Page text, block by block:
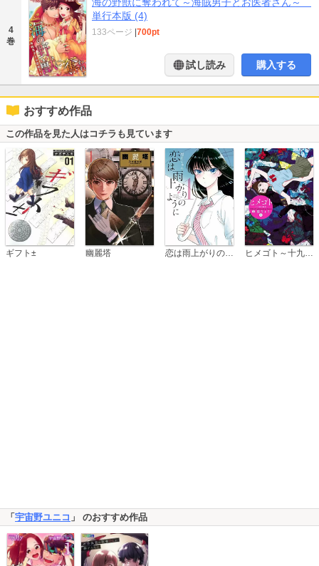
4
巻
単行本版 (4)
133ページ |700pt
試し読み 購入する
おすすめ作品
この作品を見た人はコチラも見ています
ギフト± 幽麗塔 ヒメゴト～十九歳の制服～
「 宇宙野ユニコ 」 のおすすめ作品